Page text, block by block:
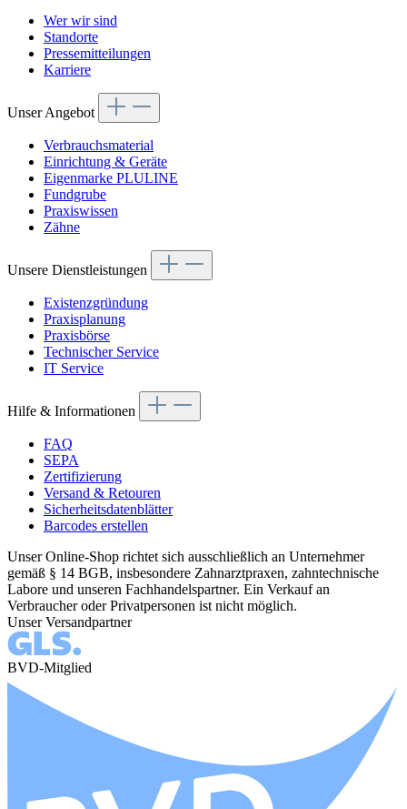
Wer wir sind
Standorte
Pressemitteilungen
Karriere
Unser Angebot
Verbrauchsmaterial
Einrichtung & Geräte
Eigenmarke PLULINE
Fundgrube
Praxiswissen
Zähne
Unsere Dienstleistungen
Existenzgründung
Praxisplanung
Praxisbörse
Technischer Service
IT Service
Hilfe & Informationen
FAQ
SEPA
Zertifizierung
Versand & Retouren
Sicherheitsdatenblätter
Barcodes erstellen
Unser Online-Shop richtet sich ausschließlich an Unternehmer
gemäß § 14 BGB, insbesondere Zahnarztpraxen, zahntechnische
Labore und unseren Fachhandelspartner. Ein Verkauf an
Verbraucher oder Privatpersonen ist nicht möglich.
Unser Versandpartner
BVD-Mitglied